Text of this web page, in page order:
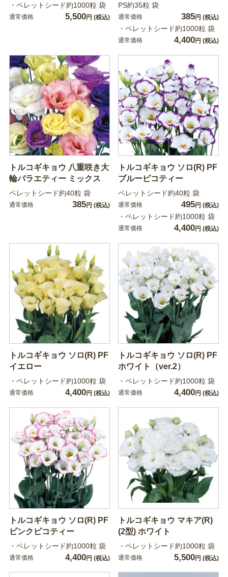
・ペレットシード約1000粒 袋
通常価格 5,500円 (税込)
PS約35粒 袋
通常価格 385円 (税込)
・ペレットシード約1000粒 袋
通常価格 4,400円 (税込)
トルコギキョウ 八重咲き大
輪バラエティー ミックス
ペレットシード約40粒 袋
通常価格 385円 (税込)
トルコギキョウ ソロ(R) PF
ブルーピコティー
ペレットシード約40粒 袋
通常価格 495円 (税込)
・ペレットシード約1000粒 袋
通常価格 4,400円 (税込)
トルコギキョウ ソロ(R) PF
イエロー
・ペレットシード約1000粒 袋
通常価格 4,400円 (税込)
トルコギキョウ ソロ(R) PF
ホワイト（ver.2）
・ペレットシード約1000粒 袋
通常価格 4,400円 (税込)
トルコギキョウ ソロ(R) PF
ピンクピコティー
・ペレットシード約1000粒 袋
通常価格 4,400円 (税込)
トルコギキョウ マキア(R)
(2型) ホワイト
・ペレットシード約1000粒 袋
通常価格 5,500円 (税込)